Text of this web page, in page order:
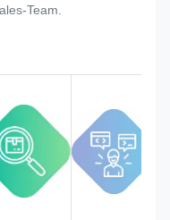
des Kunden
und kontrollieren
im gesamten Prozess
sicher, dass sie den
Qualitätsanforderungen
Team.